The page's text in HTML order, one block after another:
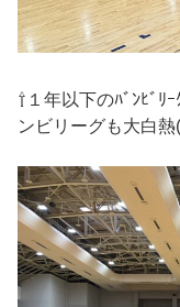
⇧１年以下のﾊﾞﾝﾋﾞﾘ
ンビリーグも大白熱